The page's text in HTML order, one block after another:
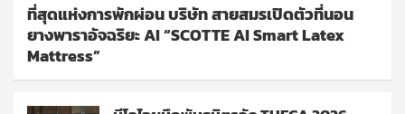
ที่สุดแห่งการพักผ่อน บริษัท สายสมรเปิดตัวที่นอน
ยางพาราอัจฉริยะ AI “SCOTTE AI Smart Latex
Mattress”